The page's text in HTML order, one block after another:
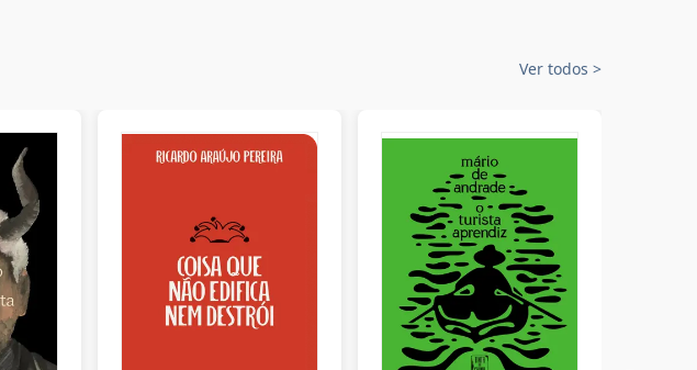
Ver todos >